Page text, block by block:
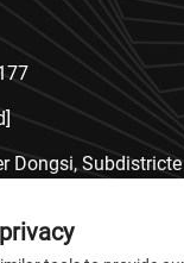
Dongsi,